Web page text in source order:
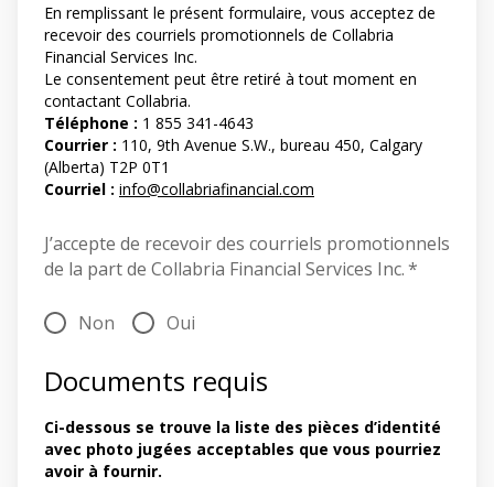
En remplissant le présent formulaire, vous acceptez de
recevoir des courriels promotionnels de Collabria
Financial Services Inc.
Le consentement peut être retiré à tout moment en
contactant Collabria.
Téléphone : 1 855 341-4643
Courrier : 110, 9th Avenue S.W., bureau 450, Calgary
(Alberta) T2P 0T1
Courriel : info@collabriafinancial.com
J’accepte de recevoir des courriels promotionnels
de la part de Collabria Financial Services Inc.*
Non Oui
Documents requis
Ci-dessous se trouve la liste des pièces d’identité
avec photo jugées acceptables que vous pourriez
avoir à fournir.